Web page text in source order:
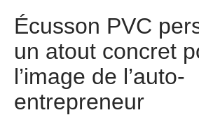
Écusson PVC
un atout concret
l’image de l’auto-
entrepreneur